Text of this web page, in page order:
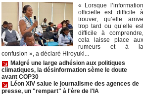
« Lorsque l’information
officielle est difficile à
trouver, qu’elle arrive
trop tard ou qu’elle est
difficile à comprendre,
cela laisse place aux
rumeurs et à la
confusion », a déclaré Hiroyuki...
Malgré une large adhésion aux politiques
climatiques, la désinformation sème le doute
avant COP30
Léon XIV salue le journalisme des agences de
presse, un "rempart" à l'ère de l'IA